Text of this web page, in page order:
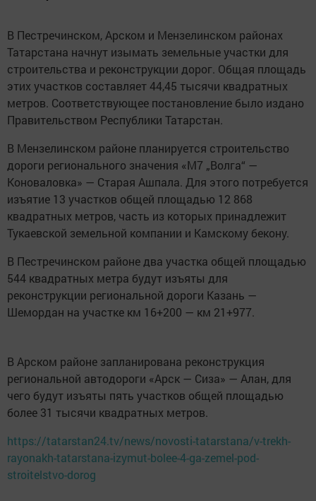
В Пестречинском, Арском и Мензелинском районах
Татарстана начнут изымать земельные участки для
строительства и реконструкции дорог. Общая площадь
этих участков составляет 44,45 тысячи квадратных
метров. Соответствующее постановление было издано
Правительством Республики Татарстан.
В Мензелинском районе планируется строительство
дороги регионального значения «М7 „Волга“ —
Коноваловка» — Старая Ашпала. Для этого потребуется
изъятие 13 участков общей площадью 12 868
квадратных метров, часть из которых принадлежит
Тукаевской земельной компании и Камскому бекону.
В Пестречинском районе два участка общей площадью
544 квадратных метра будут изъяты для
реконструкции региональной дороги Казань —
Шемордан на участке км 16+200 — км 21+977.
В Арском районе запланирована реконструкция
региональной автодороги «Арск — Сиза» — Алан, для
чего будут изъяты пять участков общей площадью
более 31 тысячи квадратных метров.
https://tatarstan24.tv/news/novosti-tatarstana/v-trekh-
rayonakh-tatarstana-izymut-bolee-4-ga-zemel-pod-
stroitelstvo-dorog